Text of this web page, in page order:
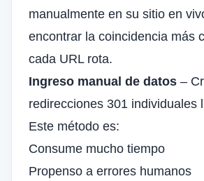
manualmente en su sitio en
encontrar la coincidencia más
cada URL rota.
Ingreso manual de datos –
redirecciones 301 individuales
Este método es:
Consume mucho tiempo
Propenso a errores humanos